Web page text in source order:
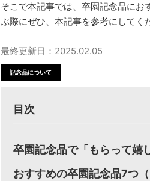
そこで本記事では、卒園記念品に
ぶ際にぜひ、本記事を参考にしてく
最終更新日：2025.02.05
記念品について
目次
卒園記念品で「もらって嬉
おすすめの卒園記念品7つ